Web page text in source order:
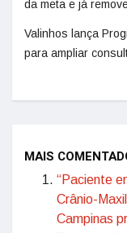
da meta e já
Valinhos lança
para ampliar
MAIS
“Paciente
Crânio-
Campinas